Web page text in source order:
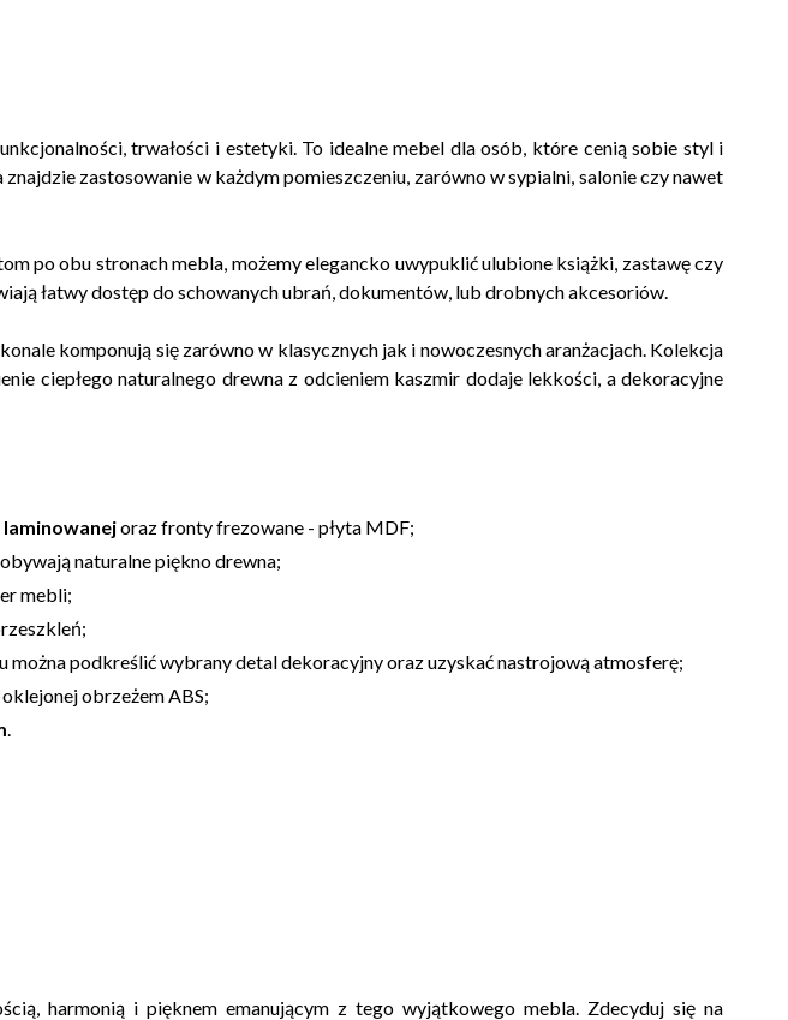
trwałości i estetyki. To idealne mebel dla osób, które cenią sobie styl i
zastosowanie w każdym pomieszczeniu, zarówno w sypialni, salonie czy nawet
po obu stronach mebla, możemy elegancko uwypuklić ulubione książki, zastawę czy
łatwy dostęp do schowanych ubrań, dokumentów, lub drobnych akcesoriów.
komponują się zarówno w klasycznych jak i nowoczesnych aranżacjach. Kolekcja
ciepłego naturalnego drewna z odcieniem kaszmir dodaje lekkości, a dekoracyjne
oraz fronty frezowane - płyta MDF;
naturalne piękno drewna;
mebli;
można podkreślić wybrany detal dekoracyjny oraz uzyskać nastrojową atmosferę;
obrzeżem ABS;
.
harmonią i pięknem emanującym z tego wyjątkowego mebla. Zdecyduj się na